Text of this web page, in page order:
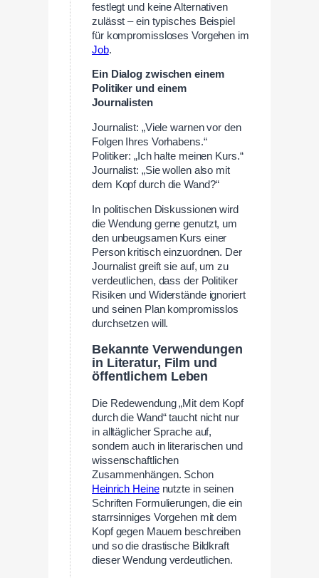
festlegt und keine Alternativen
zulässt – ein typisches Beispiel
für kompromissloses Vorgehen im
Job.
Ein Dialog zwischen einem
Politiker und einem
Journalisten
Journalist: „Viele warnen vor den
Folgen Ihres Vorhabens.“
Politiker: „Ich halte meinen Kurs.“
Journalist: „Sie wollen also mit
dem Kopf durch die Wand?“
In politischen Diskussionen wird
die Wendung gerne genutzt, um
den unbeugsamen Kurs einer
Person kritisch einzuordnen. Der
Journalist greift sie auf, um zu
verdeutlichen, dass der Politiker
Risiken und Widerstände ignoriert
und seinen Plan kompromisslos
durchsetzen will.
Bekannte Verwendungen
in Literatur, Film und
öffentlichem Leben
Die Redewendung „Mit dem Kopf
durch die Wand“ taucht nicht nur
in alltäglicher Sprache auf,
sondern auch in literarischen und
wissenschaftlichen
Zusammenhängen. Schon
Heinrich Heinenutzte in seinen
Schriften Formulierungen, die ein
starrsinniges Vorgehen mit dem
Kopf gegen Mauern beschreiben
und so die drastische Bildkraft
dieser Wendung verdeutlichen.